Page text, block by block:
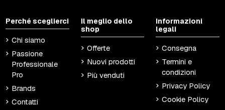
Perché sceglierci
Chi siamo
Passione
Professionale
Pro
Brands
Contatti
Il meglio dello
shop
Offerte
Nuovi prodotti
Più venduti
Informazioni
legali
Consegna
Termini e
condizioni
Privacy Policy
Cookie Policy